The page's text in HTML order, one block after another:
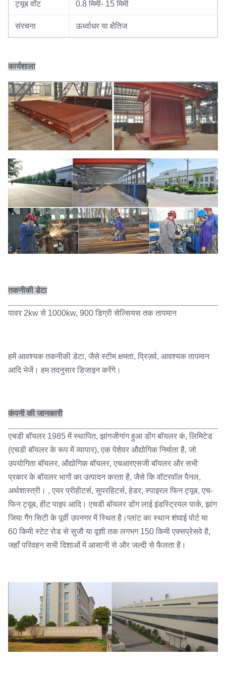
ट्यूब वॉट 0.8 मिमी- 15 मिमी
संरचना ऊर्ध्वाधर या क्षैतिज
कार्यशाला
तकनीकी डेटा
पावर 2kw से 1000kw, 900 डिग्री सेल्सियस तक तापमान
हमें आवश्यक तकनीकी डेटा, जैसे स्टीम क्षमता, प्रिज़र्व, आवश्यक तापमान
आदि भेजें। हम तदनुसार डिजाइन करेंगे।
कंपनी की जानकारी
एचडी बॉयलर 1985 में स्थापित, झांगजीगांग हुआ डोंग बॉयलर कं, लिमिटेड
(एचडी बॉयलर के रूप में व्यापार), एक पेशेवर औद्योगिक निर्माता है, जो
उपयोगिता बॉयलर, औद्योगिक बॉयलर, एचआरएसजी बॉयलर और सभी
प्रकार के बॉयलर भागों का उत्पादन करता है, जैसे कि वॉटरवॉल पैनल,
अर्थशास्त्री। , एयर प्रीहीटर्स, सुपरहिटर्स, हेडर, स्पाइरल फिन ट्यूब, एच-
फिन ट्यूब, हीट पाइप आदि। एचडी बॉयलर डोंग लाई इंडस्ट्रियल पार्क, झांग
जिया गैंग सिटी के पूर्वी उपनगर में स्थित है।प्लांट का स्थान शंघाई पोर्ट या
60 किमी स्टेट रोड से सुजौ या वूशी तक लगभग 150 किमी एक्सप्रेसवे है,
जहाँ परिवहन सभी दिशाओं में आसानी से और जल्दी से फैलता है।